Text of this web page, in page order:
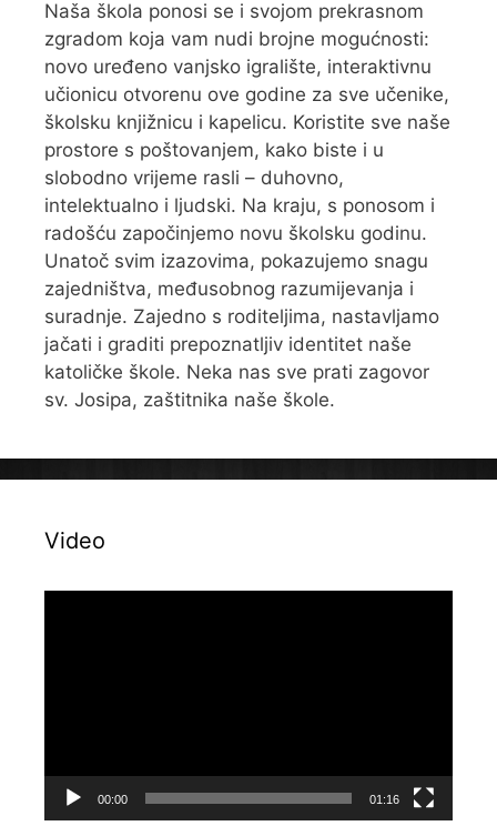
Naša škola ponosi se i svojom prekrasnom
zgradom koja vam nudi brojne mogućnosti:
novo uređeno vanjsko igralište, interaktivnu
učionicu otvorenu ove godine za sve učenike,
školsku knjižnicu i kapelicu. Koristite sve naše
prostore s poštovanjem, kako biste i u
slobodno vrijeme rasli – duhovno,
intelektualno i ljudski. Na kraju, s ponosom i
radošću započinjemo novu školsku godinu.
Unatoč svim izazovima, pokazujemo snagu
zajedništva, međusobnog razumijevanja i
suradnje. Zajedno s roditeljima, nastavljamo
jačati i graditi prepoznatljiv identitet naše
katoličke škole. Neka nas sve prati zagovor
sv. Josipa, zaštitnika naše škole.
Video
00:00 01:16